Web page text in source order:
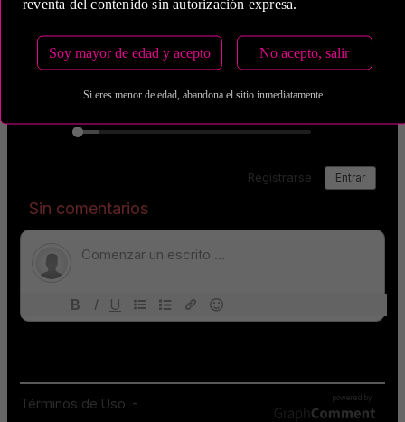
reventa del contenido sin autorización expresa.
Soy mayor de edad y acepto No acepto, salir
Si eres menor de edad, abandona el sitio inmediatamente.